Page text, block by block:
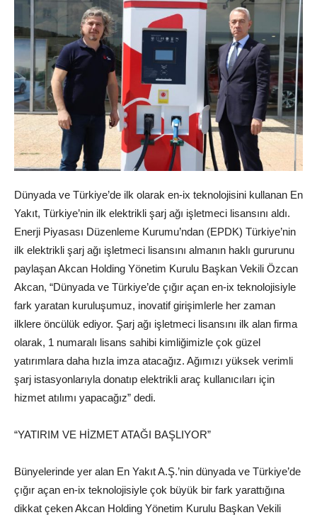
Dünyada ve Türkiye’de ilk olarak en-ix teknolojisini kullanan En
Yakıt, Türkiye’nin ilk elektrikli şarj ağı işletmeci lisansını aldı.
Enerji Piyasası Düzenleme Kurumu’ndan (EPDK) Türkiye’nin
ilk elektrikli şarj ağı işletmeci lisansını almanın haklı gururunu
paylaşan Akcan Holding Yönetim Kurulu Başkan Vekili Özcan
Akcan, “Dünyada ve Türkiye’de çığır açan en-ix teknolojisiyle
fark yaratan kuruluşumuz, inovatif girişimlerle her zaman
ilklere öncülük ediyor. Şarj ağı işletmeci lisansını ilk alan firma
olarak, 1 numaralı lisans sahibi kimliğimizle çok güzel
yatırımlara daha hızla imza atacağız. Ağımızı yüksek verimli
şarj istasyonlarıyla donatıp elektrikli araç kullanıcıları için
hizmet atılımı yapacağız” dedi.
“YATIRIM VE HİZMET ATAĞI BAŞLIYOR”
Bünyelerinde yer alan En Yakıt A.Ş.’nin dünyada ve Türkiye’de
çığır açan en-ix teknolojisiyle çok büyük bir fark yarattığına
dikkat çeken Akcan Holding Yönetim Kurulu Başkan Vekili